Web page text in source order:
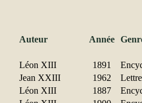
Auteur Année
Léon XIII 1891
Jean XXIII 1962
Léon XIII 1887